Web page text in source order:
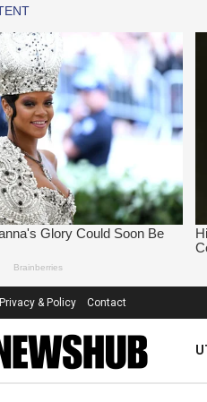
Privacy & Policy Contact